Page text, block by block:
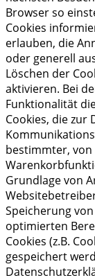
Browser so
Cookies
erlauben, die
oder generell
Löschen der
aktivieren. Bei
Funktionalität
Cookies, die zur
bestimmter, von
Grundlage von
Speicherung
optimierten
Cookies (z.B.
gespeichert